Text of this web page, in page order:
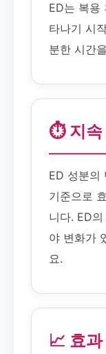
ED는 복용
타나기 시
분한 시간
⏱️ 지속
ED 성분의
기준으로
니다. ED
야 변화가
요.
📈 효